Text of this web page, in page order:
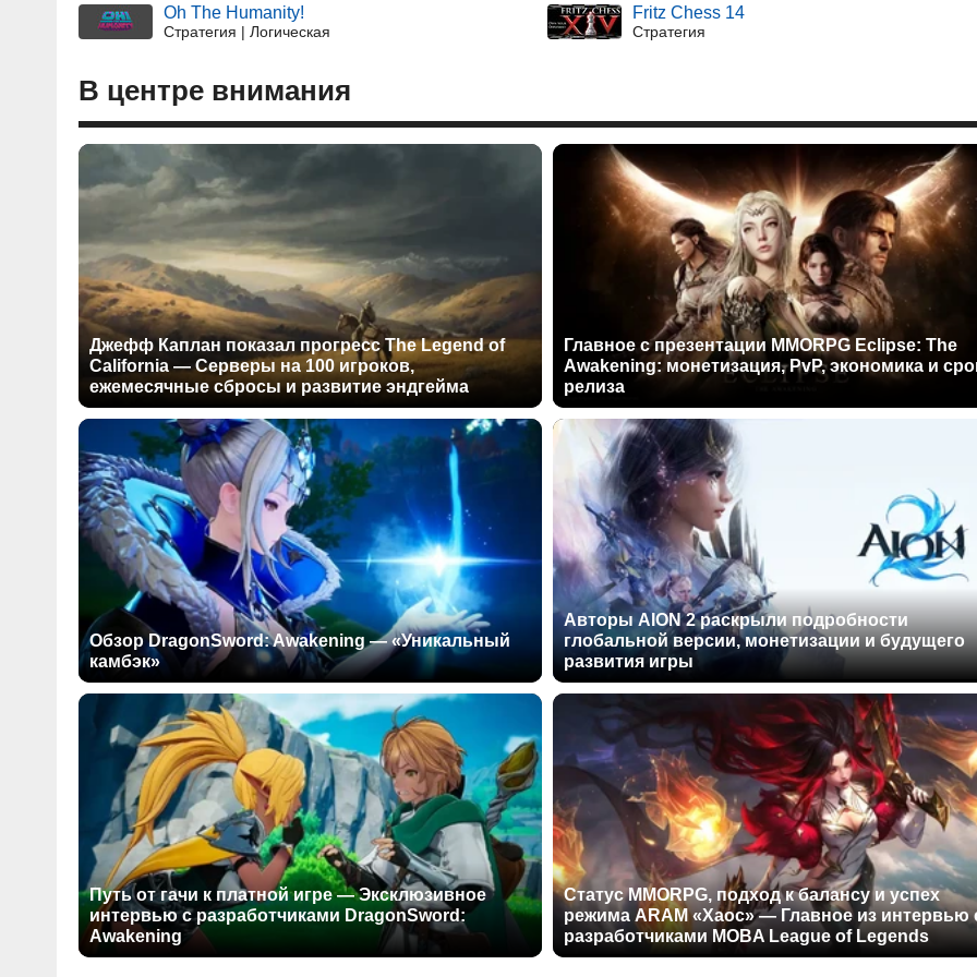
Oh The Humanity!
Стратегия | Логическая
Fritz Chess 14
Стратегия
В центре внимания
Джефф Каплан показал прогресс The Legend of
California — Серверы на 100 игроков,
ежемесячные сбросы и развитие эндгейма
Главное с презентации MMORPG Eclipse: The
Awakening: монетизация, PvP, экономика и
релиза
Обзор DragonSword: Awakening — «Уникальный
камбэк»
Авторы AION 2 раскрыли подробности
глобальной версии, монетизации и будущего
развития игры
Путь от гачи к платной игре — Эксклюзивное
интервью с разработчиками DragonSword:
Awakening
Статус MMORPG, подход к балансу и успех
режима ARAM «Хаос» — Главное из интервью
разработчиками MOBA League of Legends